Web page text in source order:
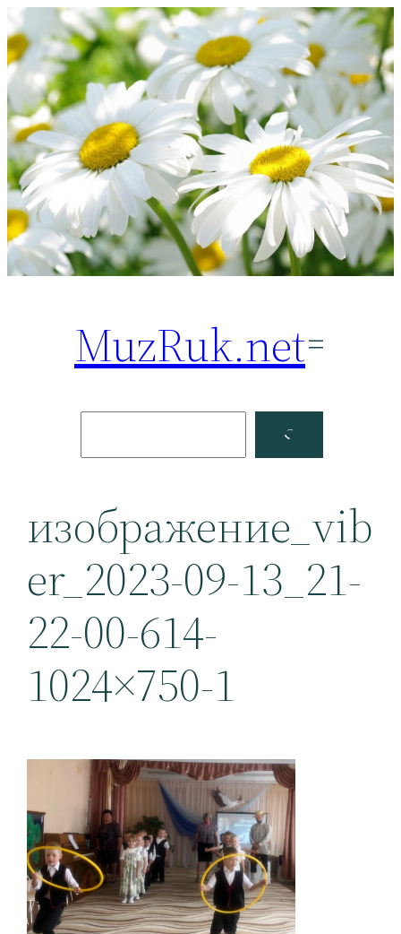
Перейти
к
содержимому
MuzRuk.net
Facebook
изображение_vib
er_2023-09-13_21-
22-00-614-
1024×750-1